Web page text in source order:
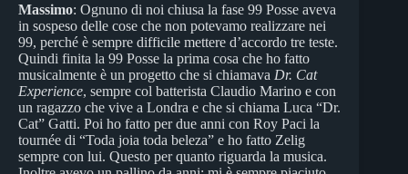
Massimo: Ognuno di noi chiusa la fase 99 Posse aveva
in sospeso delle cose che non potevamo realizzare nei
99, perché è sempre difficile mettere d’accordo tre teste.
Quindi finita la 99 Posse la prima cosa che ho fatto
musicalmente è un progetto che si chiamava Dr. Cat
Experience, sempre col batterista Claudio Marino e con
un ragazzo che vive a Londra e che si chiama Luca “Dr.
Cat” Gatti. Poi ho fatto per due anni con Roy Paci la
tournée di “Toda joia toda beleza” e ho fatto Zelig
sempre con lui. Questo per quanto riguarda la musica.